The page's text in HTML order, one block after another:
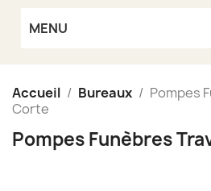
MENU
Accueil Bureaux
Pompes
Corte
Pompes Funèbres